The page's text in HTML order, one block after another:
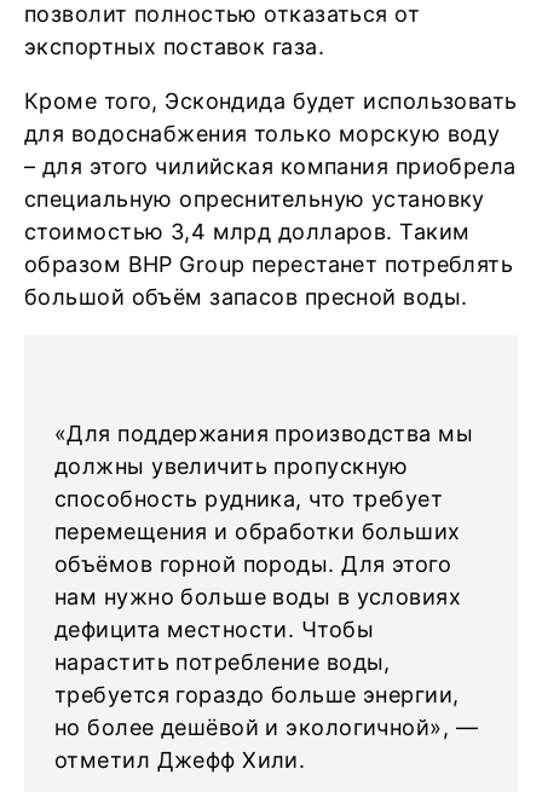
позволит полностью отказаться от
экспортных поставок газа.
Кроме того, Эскондида будет использовать
для водоснабжения только морскую воду
– для этого чилийская компания приобрела
специальную опреснительную установку
стоимостью 3,4 млрд долларов. Таким
образом BHP Group перестанет потреблять
большой объём запасов пресной воды.
«Для поддержания производства мы
должны увеличить пропускную
способность рудника, что требует
перемещения и обработки больших
объёмов горной породы. Для этого
нам нужно больше воды в условиях
дефицита местности. Чтобы
нарастить потребление воды,
требуется гораздо больше энергии,
но более дешёвой и экологичной», —
отметил Джефф Хили.